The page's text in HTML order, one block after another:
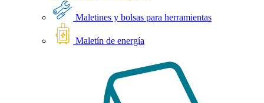
Maletines y bolsas para herramientas
Maletín de energía